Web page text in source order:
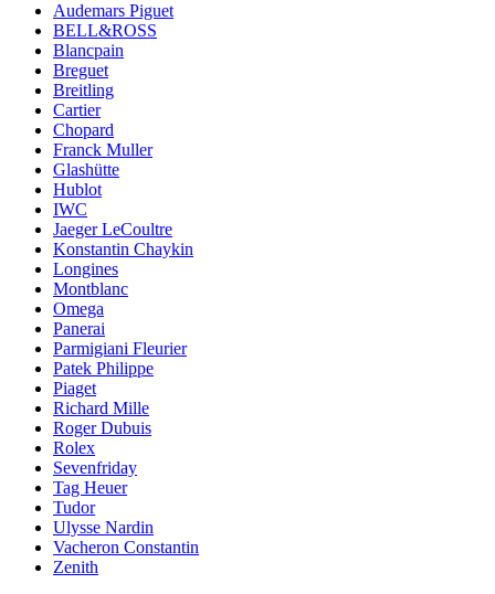
Audemars Piguet
BELL&ROSS
Blancpain
Breguet
Breitling
Cartier
Chopard
Franck Muller
Glashütte
Hublot
IWC
Jaeger LeCoultre
Konstantin Chaykin
Longines
Montblanc
Omega
Panerai
Parmigiani Fleurier
Patek Philippe
Piaget
Richard Mille
Roger Dubuis
Rolex
Sevenfriday
Tag Heuer
Tudor
Ulysse Nardin
Vacheron Constantin
Zenith